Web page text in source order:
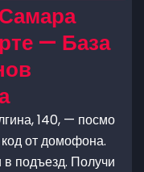
— База
140, — посмо
от домофона.
подъезд. Получи